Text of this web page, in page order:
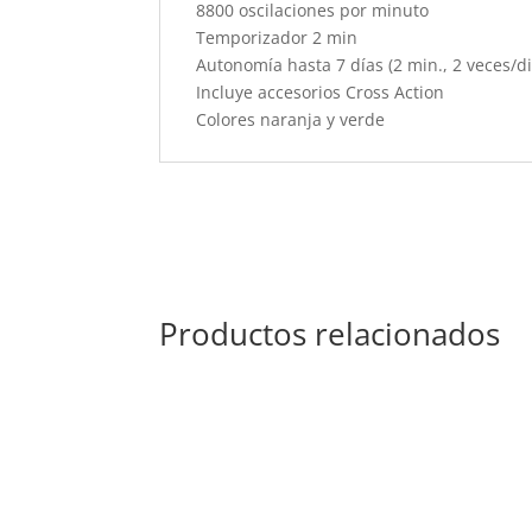
8800 oscilaciones por minuto
Temporizador 2 min
Autonomía hasta 7 días (2 min., 2 veces/
Incluye accesorios Cross Action
Colores naranja y verde
Productos relacionados